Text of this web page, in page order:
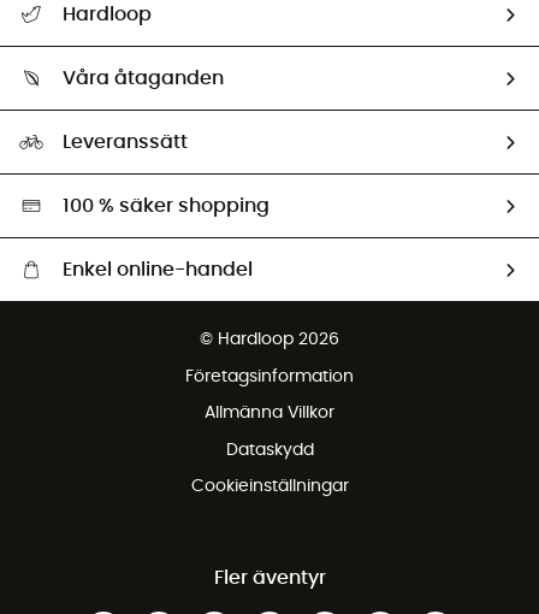
Retur & återbetalning
Hardloop
Ambassadörer
Våra åtaganden
Miljöanpassat urval
Leveranssätt
100 % säker shopping
Enkel online-handel
© Hardloop 2026
Företagsinformation
Allmänna Villkor
Dataskydd
Cookieinställningar
Fler äventyr